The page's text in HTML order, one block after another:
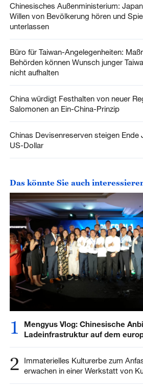
Chinesisches Außenministerium:
Willen von Bevölkerung hören und
unterlassen
Büro für Taiwan-Angelegenheiten:
Behörden können Wunsch junger
nicht aufhalten
China würdigt Festhalten von neuer
Salomonen an Ein-China-Prinzip
Chinas Devisenreserven steigen Ende
US-Dollar
Das könnte Sie auch
1
Mengyus Vlog: Chinesische
Ladeinfrastruktur auf dem
2
Immaterielles Kulturerbe zum
erwachen in einer Werkstatt von